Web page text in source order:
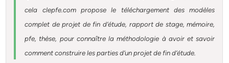
cela clepfe.com propose le téléchargement des modèles
complet de projet de fin d’étude, rapport de stage, mémoire,
pfe, thèse, pour connaître la méthodologie à avoir et savoir
comment construire les parties d’un projet de fin d’étude.